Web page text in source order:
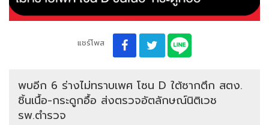
แชร์โพส
พบอีก 6 ร่างไม่ทราบเพศ โซน D ใต้ซากตึก สตง.
ชิ้นเนื้อ-กระดูกอื้อ ส่งตรวจอัตลักษณ์นิติเวช
รพ.ตำรวจ